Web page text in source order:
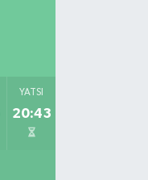
YATSI
20:43